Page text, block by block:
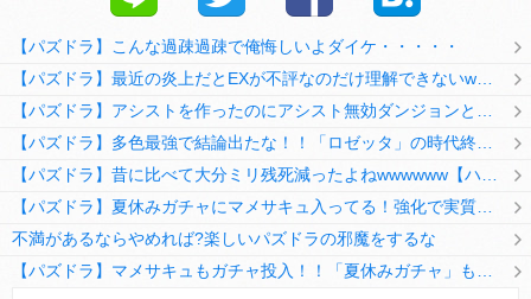
【パズドラ】こんな過疎過疎で俺悔しいよダイケ・・・・・
不満があるならやめれば?楽しいパズドラの邪魔をするな